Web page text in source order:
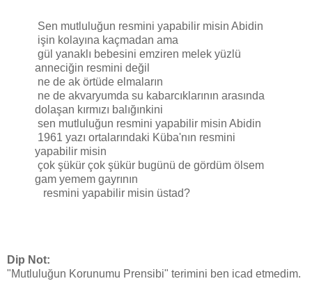
Sen mutluluğun resmini yapabilir misin Abidin
işin kolayına kaçmadan ama
gül yanaklı bebesini emziren melek yüzlü
anneciğin resmini değil
ne de ak örtüde elmaların
ne de akvaryumda su kabarcıklarının arasında
dolaşan kırmızı balığınkini
sen mutluluğun resmini yapabilir misin Abidin
1961 yazı ortalarındaki Küba'nın resmini
yapabilir misin
çok şükür çok şükür bugünü de gördüm ölsem
gam yemem gayrının
resmini yapabilir misin üstad?
Dip Not:
"Mutluluğun Korunumu Prensibi" terimini ben icad etmedim.